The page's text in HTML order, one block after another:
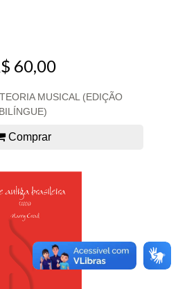
60,00
MUSICAL (EDIÇÃO
BILÍNGUE)
Comprar